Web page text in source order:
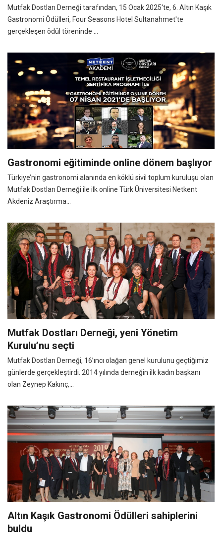
Mutfak Dostları Derneği tarafından, 15 Ocak 2025'te, 6. Altın Kaşık
Gastronomi Ödülleri, Four Seasons Hotel Sultanahmet'te
gerçekleşen ödül töreninde ...
Gastronomi eğitiminde online dönem başlıyor
Türkiye’nin gastronomi alanında en köklü sivil toplum kuruluşu olan
Mutfak Dostları Derneği ile ilk online Türk Üniversitesi Netkent
Akdeniz Araştırma...
Mutfak Dostları Derneği, yeni Yönetim
Kurulu’nu seçti
Mutfak Dostları Derneği, 16’ıncı olağan genel kurulunu geçtiğimiz
günlerde gerçekleştirdi. 2014 yılında derneğin ilk kadın başkanı
olan Zeynep Kakınç,...
Altın Kaşık Gastronomi Ödülleri sahiplerini
buldu